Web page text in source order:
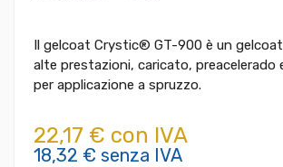
Il gelcoat Crystic® GT-900 è un
alte prestazioni, caricato, preacelerado
per applicazione a spruzzo.
22,17 € con IVA
18,32 € senza IVA